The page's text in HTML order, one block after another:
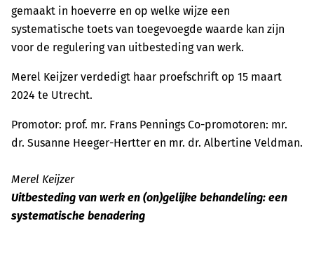
gemaakt in hoeverre en op welke wijze een
systematische toets van toegevoegde waarde kan zijn
voor de regulering van uitbesteding van werk.
Merel Keijzer verdedigt haar proefschrift op 15 maart
2024 te Utrecht.
Promotor: prof. mr. Frans Pennings Co-promotoren: mr.
dr. Susanne Heeger-Hertter en mr. dr. Albertine Veldman.
Merel Keijzer
Uitbesteding van werk en (on)gelijke behandeling: een
systematische benadering